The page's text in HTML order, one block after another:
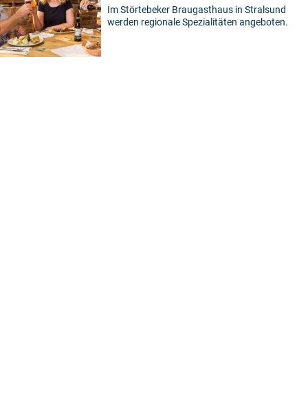
Im Störtebeker Braugasthaus in Stralsund
werden regionale Spezialitäten angeboten.